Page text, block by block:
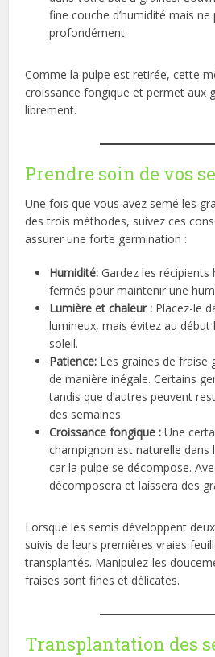
fine couche d’humidité mais
profondément.
Comme la pulpe est retirée, cette
croissance fongique et permet aux
librement.
Prendre soin de vos
Une fois que vous avez semé les
des trois méthodes, suivez ces
assurer une forte germination :
Humidité: Gardez les
fermés pour maintenir une
Lumière et chaleur : Placez-le
lumineux, mais évitez au début
soleil.
Patience: Les graines de
de manière inégale. Certains
tandis que d’autres peuvent
des semaines.
Croissance fongique : Une
champignon est naturelle dans
car la pulpe se décompose.
décomposera et laissera des
Lorsque les semis développent
suivis de leurs premières vraies
transplantés. Manipulez-les
fraises sont fines et délicates.
Transplantation des